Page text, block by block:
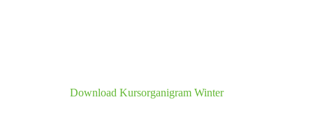
Download Kursorganigram Winter